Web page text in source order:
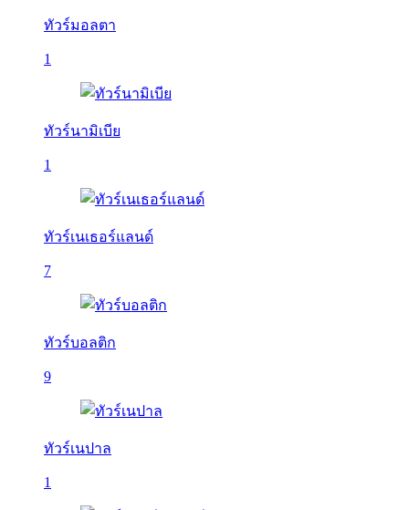
ทัวร์มอลตา
1
ทัวร์นามิเบีย
1
ทัวร์เนเธอร์แลนด์
7
ทัวร์บอลติก
9
ทัวร์เนปาล
1